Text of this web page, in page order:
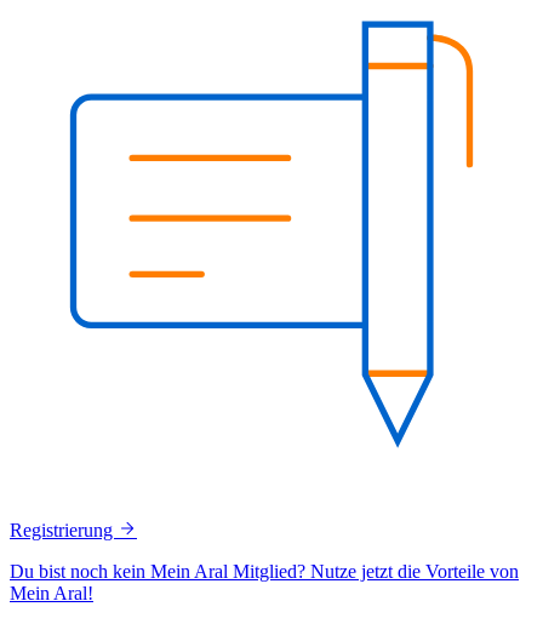
Registrierung
Du bist noch kein Mein Aral Mitglied? Nutze jetzt die Vorteile von
Mein Aral!